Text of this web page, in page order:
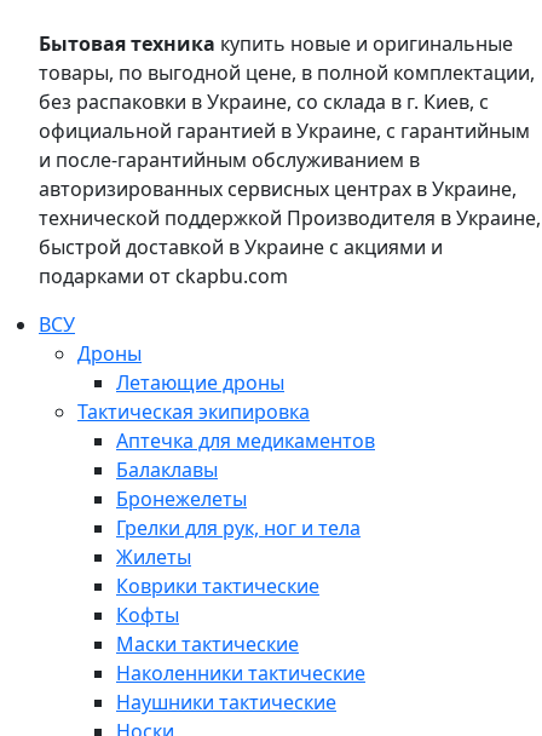
Бытовая техника купить новые и оригинальные
товары, по выгодной цене, в полной комплектации,
без распаковки в Украине, со склада в г. Киев, с
официальной гарантией в Украине, с гарантийным
и после-гарантийным обслуживанием в
авторизированных сервисных центрах в Украине,
технической поддержкой Производителя в Украине,
быстрой доставкой в Украине с акциями и
подарками от ckapbu.com
ВСУ
Дроны
Летающие дроны
Тактическая экипировка
Аптечка для медикаментов
Балаклавы
Бронежелеты
Грелки для рук, ног и тела
Жилеты
Коврики тактические
Кофты
Маски тактические
Наколенники тактические
Наушники тактические